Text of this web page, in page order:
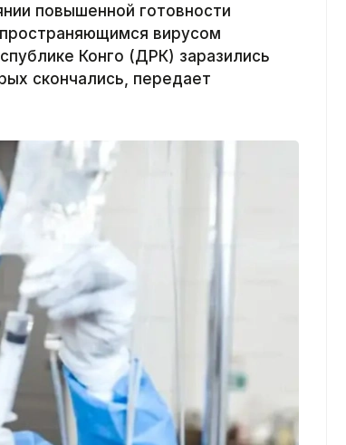
повышенной готовности
вирусом
Конго (ДРК) заразились
скончались, передает